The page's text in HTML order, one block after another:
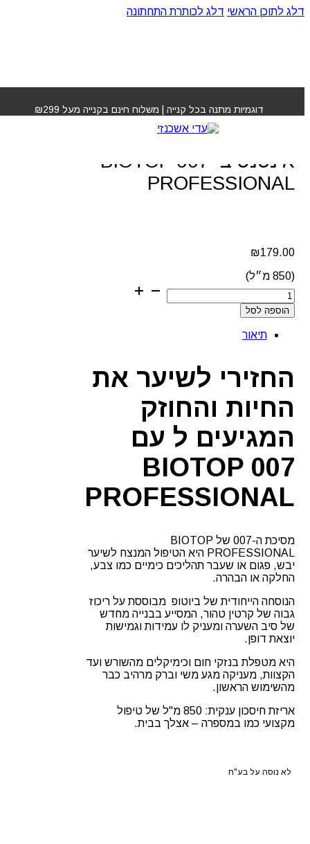
דלג לתוכן הראשי דלג לכותרת התחתונה
דוגמיות מתנה בכל קנייה | משלוח חינם בקנייה מעל ₪299
BIOTOP PROFESSIONAL
מסיכת קרטין לשיקום
אינטנסיבי 007 BIOTOP
PROFESSIONAL
₪179.00
(850 מ״ל)
כמות
של
מסיכת
לשיקום
BIOTOP
PROFESSIONAL
הוספה לסל
תיאור
​החזירי לשיער את
החיות והחוזק
המגיעים ל עם
007 BIOTOP
PROFESSIONAL
​מסיכת ה-007 של BIOTOP
PROFESSIONAL היא הטיפול המנצח לשיער
יבש, פגום או שעבר תהליכים כימיים כמו צבע,
החלקה או הבהרה.
הנוסחה הייחודית של ביוטופ מבוססת על ריכוז
גבוה של קרטין טהור, המסייע בבנייה מחדש
של סיב השערה ומעניק לו עמידות וגמישות
יוצאת דופן.
היא מטפלת בנזקי חום וכימיקלים מהשורש ועד
הקצוות, מעניקה מגע משי וברק מרהיב כבר
מהשימוש הראשון.
​אריזת חיסכון ענקית: 850 מ"ל של טיפול
מקצועי כמו במספרה – אצלך בבית.
לא נוסה על בע"ח